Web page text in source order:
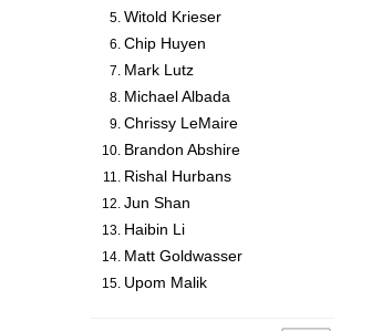
Witold Krieser
Chip Huyen
Mark Lutz
Michael Albada
Chrissy LeMaire
Brandon Abshire
Rishal Hurbans
Jun Shan
Haibin Li
Matt Goldwasser
Upom Malik